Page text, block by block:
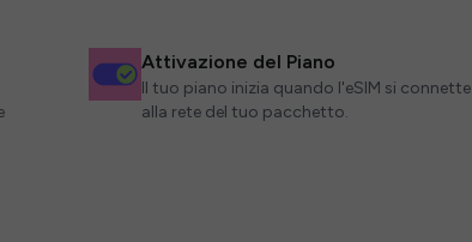
Attivazione del Piano
Il tuo piano inizia quando l'eSIM si connette
alla rete del tuo pacchetto.